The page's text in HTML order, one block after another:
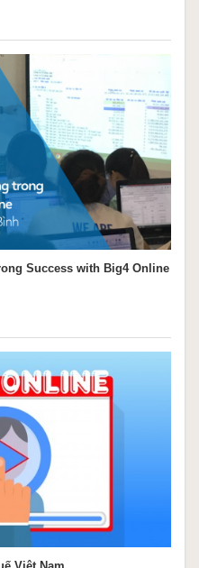
Success with Big4 Online